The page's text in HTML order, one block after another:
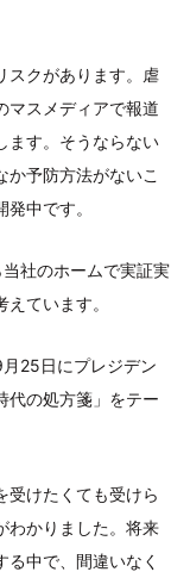
スクがあります。虐
マスメディアで報道
ます。そうならない
か予防方法がないこ
中です。
社のホームで実証実
ています。
25日にプレジデン
代の処方箋」をテー
受けたくても受けら
わかりました。将来
中で、間違いなく